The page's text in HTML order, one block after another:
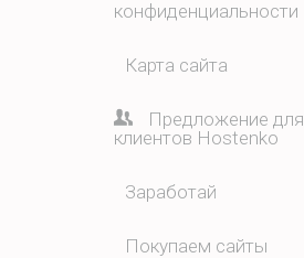
конфиденциальности
Карта сайта
Предложение для
клиентов Hostenko
Заработай
Покупаем сайты